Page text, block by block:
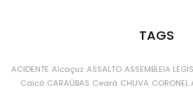
TAGS
ACIDENTE Alcaçuz ASSALTO ASSEMBLEIA
Caicó CARAÚBAS Ceará CHUVA CORONEL